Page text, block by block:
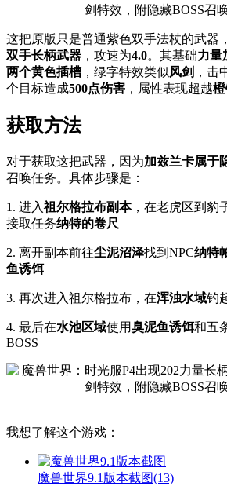
这把原版只是普通紫色双手法杖的武器
双手长柄武器 ，攻速为4.0。其基础力量
两个黄色插槽 ，绿字特效类似风剑 ，击
个目标造成500点伤害 ，属性表现超越
获取方法
对于获取这把武器，因为加兹兰卡属于
召唤任务。具体步骤是：
1. 进入祖尔格拉布副本，在老虎区到豹
接取任务纳特的卷尺
2. 离开副本前往尘泥沼泽找到NPC纳特
鱼诱饵
3. 再次进入祖尔格拉布，在浑浊水域钓
4. 最后在水池区域使用臭泥鱼诱饵和五
BOSS
我想了解这个游戏：
魔兽世界9.1版本截图(13)